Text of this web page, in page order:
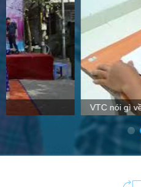
VTC nói gì về Thanh Giang